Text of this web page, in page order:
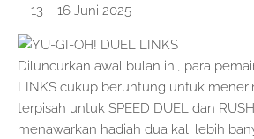
13 – 16 Juni 2025
Diluncurkan awal bulan ini, para
LINKS cukup beruntung untuk
terpisah untuk SPEED DUEL dan
menawarkan hadiah dua kali lebih